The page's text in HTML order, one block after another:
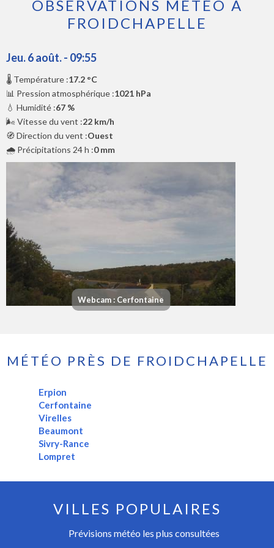
OBSERVATIONS MÉTÉO À
FROIDCHAPELLE
Jeu. 6 août. - 09:55
🌡️ Température :17.2 °C
📊 Pression atmosphérique :1021 hPa
💧 Humidité :67 %
🌬️ Vitesse du vent :22 km/h
🧭 Direction du vent :Ouest
🌧️ Précipitations 24 h :0 mm
Webcam : Cerfontaine
MÉTÉO PRÈS DE FROIDCHAPELLE
Erpion
Cerfontaine
Virelles
Beaumont
Sivry-Rance
Lompret
VILLES POPULAIRES
Prévisions météo les plus consultées